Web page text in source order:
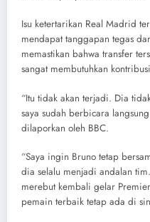
Isu ketertarikan Real Madrid
mendapat tanggapan tegas
memastikan bahwa transfer
sangat membutuhkan
“Itu tidak akan terjadi. Dia
saya sudah berbicara
dilaporkan oleh BBC.
“Saya ingin Bruno tetap
dia selalu menjadi andalan
merebut kembali gelar
pemain terbaik tetap ada di